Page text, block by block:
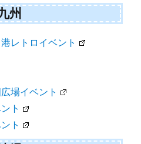
州
レトロイベント
場イベント
ト
ト